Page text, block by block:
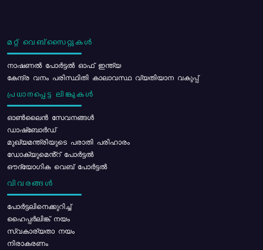
മറ്റ് വെബ്സൈറ്റുകൾ
നാഷണൽ പോർട്ടൽ ഓഫ് ഇന്ത്യ
കേന്ദ്ര വനം പരിസ്ഥിതി കാലാവസ്ഥ വ്യതിയാന വകുപ്പ്
പ്രധാനപ്പെട്ട ലിങ്കുകൾ
ഓൺലൈൻ സേവനങ്ങൾ
ഡാഷ്ബോർഡ്
മുഖ്യമന്ത്രിയുടെ പരാതി പരിഹാരം
ഡോക്യുമെൻ്റ് പോർട്ടൽ
ഔദ്യോഗിക വെബ് പോർട്ടൽ
വിവരങ്ങൾ
പോര്‍ട്ടലിനെക്കുറിച്ച്
ഹൈപ്പർലിങ്ക് നയം
സ്വകാര്യതാ നയം
നിരാകരണം